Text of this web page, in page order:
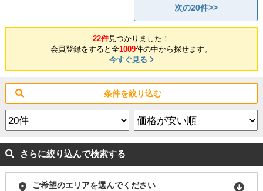
次の20件>>
22件見つかりました！
会員登録をすると全1009件の中から探せます。
今すぐ見る
条件を絞り込む
さらに絞り込んで検索する
ご希望のエリアを選んでください